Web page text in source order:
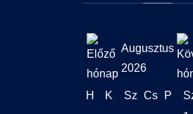
Augusztus
2026
H K Sz Cs P